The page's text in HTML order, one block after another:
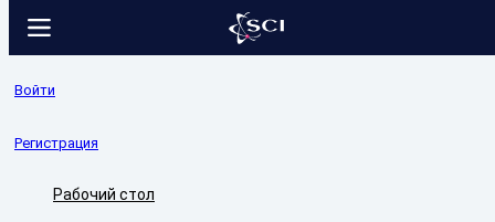
Войти
Регистрация
Рабочий стол